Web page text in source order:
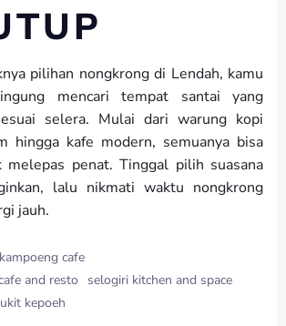
pilihan nongkrong di Lendah, kamu
mencari tempat santai yang
selera. Mulai dari warung kopi
hingga kafe modern, semuanya bisa
penat. Tinggal pilih suasana
lalu nikmati waktu nongkrong
jauh.
kampoeng cafe
and resto
selogiri kitchen and space
kepoeh